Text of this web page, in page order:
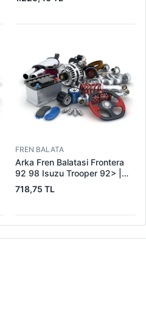
06>13 Toledo 05>09 Yeti
ANS KD13 | OEM
FREN BALATA
Arka Fren Balatasi Frontera
92 98 Isuzu Trooper 92> |
KRAFTVOLL 07160049 |
OEM 160 5851
718,75 TL